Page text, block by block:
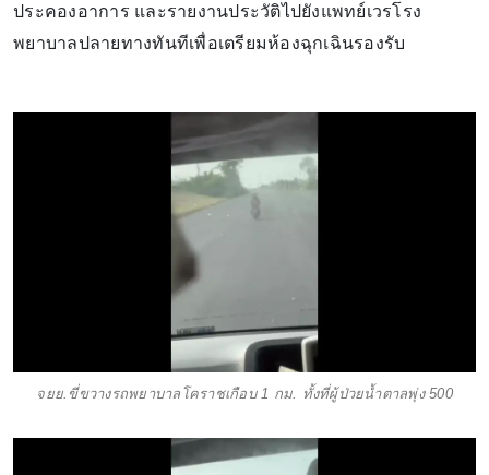
ประคองอาการ และรายงานประวัติไปยังแพทย์เวรโรง
พยาบาลปลายทางทันทีเพื่อเตรียมห้องฉุกเฉินรองรับ
จยย.ขี่ขวางรถพยาบาลโคราชเกือบ 1 กม. ทั้งที่ผู้ป่วยน้ำตาลพุ่ง 500